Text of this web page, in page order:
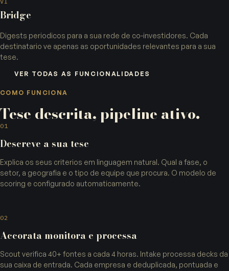
Bridge
Digests periodicos para a sua rede de co-investidores. Cada
destinatario ve apenas as oportunidades relevantes para a sua
tese.
VER TODAS AS FUNCIONALIDADES
COMO FUNCIONA
Tese descrita, pipeline ativo.
01
Descreve a sua tese
Explica os seus criterios em linguagem natural. Qual a fase, o
setor, a geografia e o tipo de equipe que procura. O modelo de
scoring e configurado automaticamente.
02
Accorata monitora e processa
Scout verifica 40+ fontes a cada 4 horas. Intake processa decks da
sua caixa de entrada. Cada empresa e deduplicada, pontuada e